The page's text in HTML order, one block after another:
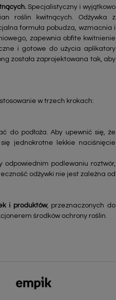
Specjalistyczny i wyjątkowo
roślin kwitnących. Odżywka z
formuła pobudza, wzmacnia i
zapewnia obfite kwitnienie
i gotowe do użycia aplikatory
została zaprojektowana tak, aby
w trzech krokach:
do podłoża. Aby upewnić się, że
jednokrotne lekkie naciśnięcie
odpowiednim podlewaniu roztwór,
odżywki nie jest zależna od
i produktów, przeznaczonych do
środków ochrony roślin.